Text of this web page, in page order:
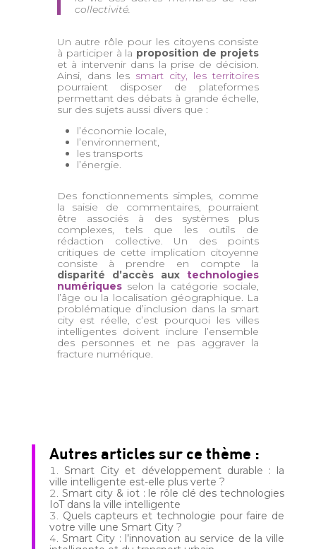
collectivité.
Un autre rôle pour les citoyens consiste
à participer à la proposition de projets
et à intervenir dans la prise de décision.
Ainsi, dans les smart city, les territoires
pourraient disposer de plateformes
permettant des débats à grande échelle,
sur des sujets aussi divers que :
l’économie locale,
l’environnement,
les transports
l’énergie.
Des fonctionnements simples, comme
la saisie de commentaires, pourraient
être associés à des systèmes plus
complexes, tels que les outils de
rédaction collective. Un des points
critiques de cette implication citoyenne
consiste à prendre en compte la
disparité d’accès auxtechnologies
numériquesselon la catégorie sociale,
l’âge ou la localisation géographique. La
problématique d’inclusion dans la smart
city est réelle, c’est pourquoi les villes
intelligentes doivent inclure l’ensemble
des personnes et ne pas aggraver la
fracture numérique.
Autres articles sur ce thème :
Smart City et développement durable : la
ville intelligente est-elle plus verte ?
Smart city & iot : le rôle clé des technologies
IoT dans la ville intelligente
Quels capteurs et technologie pour faire de
votre ville une Smart City ?
Smart City : l’innovation au service de la ville